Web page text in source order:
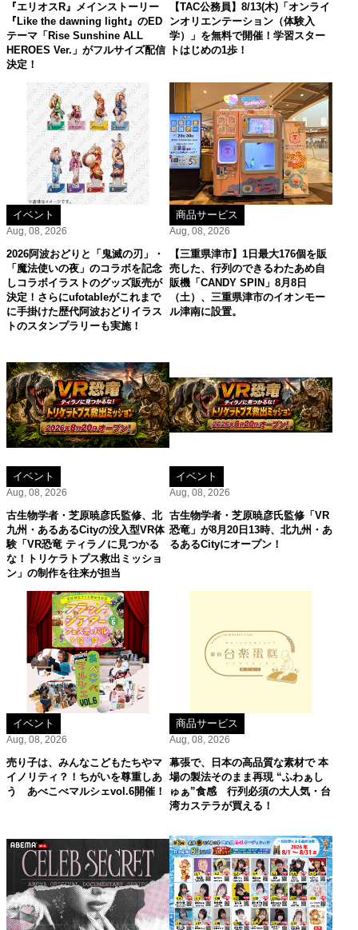
『エリオスR』メインストーリー
『Like the dawning light』のED
テーマ「Rise Sunshine ALL
HEROES Ver.」がフルサイズ配信
決定！
【TAC公務員】8/13(木)「オンライ
ンオリエンテーション（体験入
学）」を無料で開催！学習スター
トはじめの1歩！
イベント
Aug, 08, 2026
2026阿波おどりと「鬼滅の刃」・
「魔法使いの夜」のコラボを記念
しコラボイラストのグッズ販売が
決定！さらにufotableがこれまで
に手掛けた歴代阿波おどりイラス
トのスタンプラリーも実施！
商品サービス
Aug, 08, 2026
【三重県津市】1日最大176個を販
売した、行列のできるわたあめ自
販機「CANDY SPIN」8月8日
（土）、三重県津市のイオンモー
ル津南に設置。
イベント
Aug, 08, 2026
古生物学者・芝原暁彦氏監修、北
九州・あるあるCityの没入型VR体
験「VR恐竜 ティラノに見つかる
な！トリケラトプス救出ミッショ
ン」の制作を往来が担当
イベント
Aug, 08, 2026
古生物学者・芝原暁彦氏監修「VR
恐竜」が8月20日13時、北九州・あ
るあるCityにオープン！
イベント
Aug, 08, 2026
売り子は、みんなこどもたちやマ
イノリティ？！ちがいを尊重しあ
う あべこべマルシェvol.6開催！
商品サービス
Aug, 08, 2026
幕張で、日本の高品質な素材で 本
場の製法そのまま再現 “ふわぁし
ゅぁ”食感 行列必須の大人気・台
湾カステラが買える！